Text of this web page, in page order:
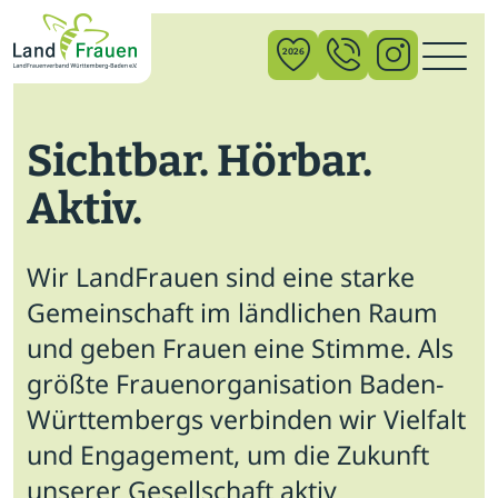
2026
Sichtbar. Hörbar.
Aktiv.
Wir LandFrauen sind eine starke
Gemeinschaft im ländlichen Raum
und geben Frauen eine Stimme. Als
größte Frauenorganisation Baden-
Württembergs verbinden wir Vielfalt
und Engagement, um die Zukunft
unserer Gesellschaft aktiv
×
News
Verband
Politik
Bildung
Gemeinschaft
Vor Ort
Startseite